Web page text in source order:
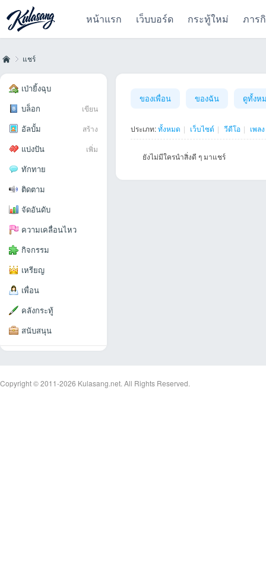
หน้าแรก เว็บบอร์ด กระทู้ใหม่ ภาร
Kul
an
›
แชร์
เป่ายิ้งฉุบ
เขียน
บล็อก
สร้าง
อัลบั้ม
เพิ่ม
แบ่งปัน
ทักทาย
ติดตาม
จัดอันดับ
ความเคลื่อนไหว
กิจกรรม
เหรียญ
เพื่อน
คลังกระทู้
สนับสนุน
ของเพื่อน ของฉัน ดูทั้งห
ประเภท:ทั้งหมด | เว็บไซต์ | วีดีโอ | เพลง
ยังไม่มีใครนำสิ่งดี ๆ มาแชร์
Copyright © 2011-2026 Kulasang.net. All Rights Reserved.